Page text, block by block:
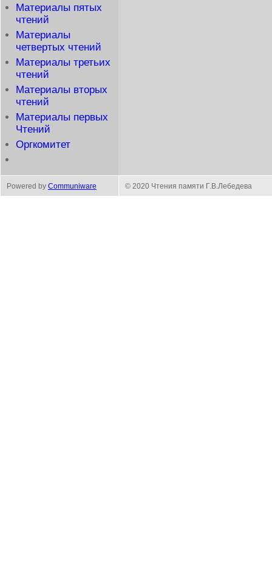
Материалы пятых
чтений
Материалы
четвертых чтений
Материалы третьих
чтений
Материалы вторых
чтений
Материалы первых
Чтений
Оргкомитет
Powered by Communiware © 2020 Чтения памяти Г.В.Лебедева